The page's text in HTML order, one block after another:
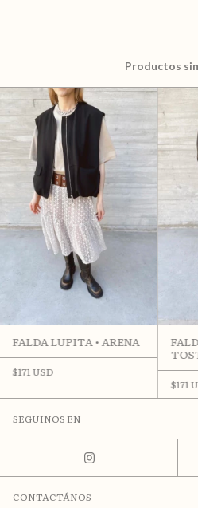
Productos
FALDA LUPITA • ARENA
$171 USD
$171
SEGUINOS EN
CONTACTÁNOS